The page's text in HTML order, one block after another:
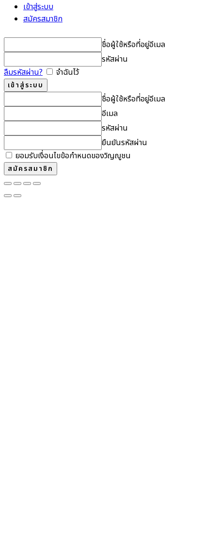
เข้าสู่ระบบ
สมัครสมาชิก
ชื่อผู้ใช้หรือที่อยู่อีเมล
รหัสผ่าน
ลืมรหัสผ่าน?
จำฉันไว้
ชื่อผู้ใช้หรือที่อยู่อีเมล
อีเมล
รหัสผ่าน
ยืนยันรหัสผ่าน
ยอมรับเงื่อนไขข้อกำหนดของวิญญูชน